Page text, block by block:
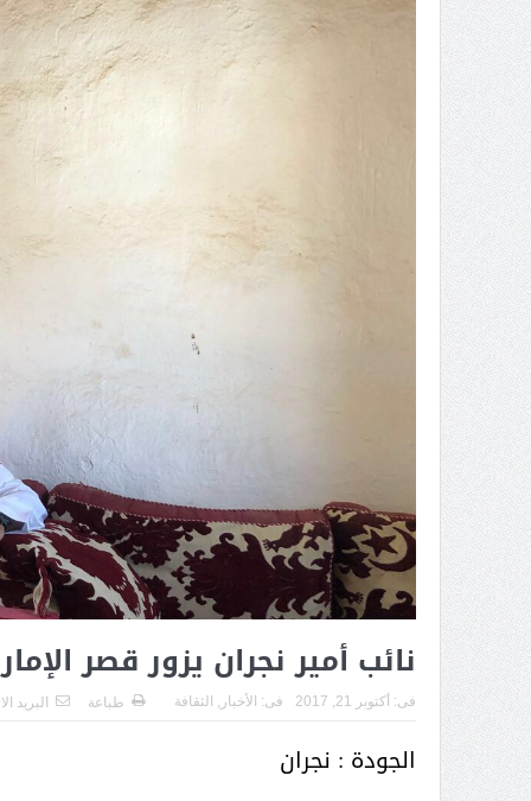
نائب أمير نجران يزور قصر
فى: أكتوبر 21, 2017 فى: الأخبار , الثقافة طباعة البريد
الجودة : نجران
( محمد عوضه البريدي) .. رجل أعمال
بمواصفات إنسانية نادرة